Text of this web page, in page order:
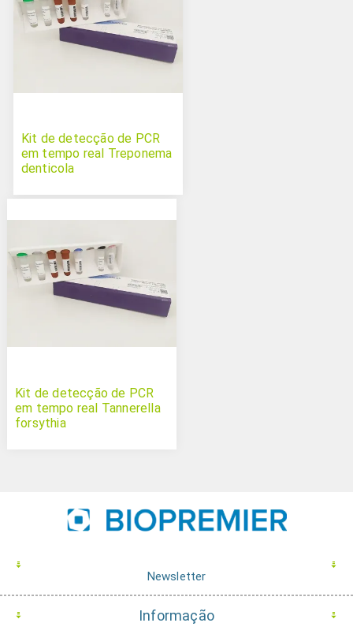
Kit de detecção de PCR
em tempo real Treponema
denticola
Kit de detecção de PCR
em tempo real Tannerella
forsythia
Newsletter
Informação